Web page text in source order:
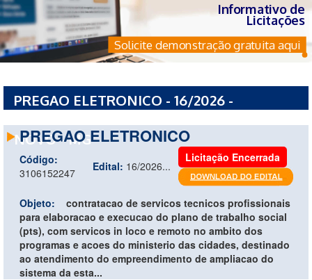
Informativo de
Licitações
Solicite demonstração gratuita aqui
PREGAO ELETRONICO - 16/2026 -
NOVO - MG
PREGAO ELETRONICO
Código:
3106152247
Edital: 16/2026...
Licitação Encerrada
Objeto:
contratacao de servicos tecnicos profissionais
para elaboracao e execucao do plano de trabalho social
(pts), com servicos in loco e remoto no ambito dos
programas e acoes do ministerio das cidades, destinado
ao atendimento do empreendimento de ampliacao do
sistema da esta...